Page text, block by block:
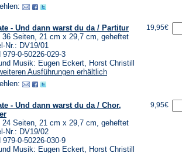
- Und dann warst du da / Partitur
36 Seiten, 21 cm x 29,7 cm, geheftet
Nr.: DV19/01
979-0-50226-029-3
Musik: Eugen Eckert, Horst Christill
Ausführungen erhältlich
19,95€
- Und dann warst du da / Chor,
24 Seiten, 21 cm x 29,7 cm, geheftet
Nr.: DV19/02
979-0-50226-030-9
Musik: Eugen Eckert, Horst Christill
9,95€